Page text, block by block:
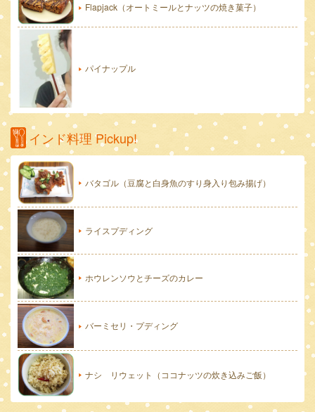
Flapjack（オートミールとナッツの焼き菓子）
パイナップル
インド料理 Pickup!
バタゴル（豆腐と白身魚のすり身入り包み揚げ）
ライスプディング
ホウレンソウとチーズのカレー
バーミセリ・プディング
ナシ リウェット（ココナッツの炊き込みご飯）